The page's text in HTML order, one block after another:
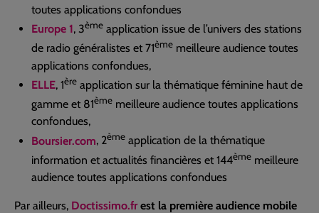
toutes applications confondues
Europe 1, 3ème application issue de l’univers des stations
de radio généralistes et 71ème meilleure audience toutes
applications confondues,
ELLE, 1ère application sur la thématique féminine haut de
gamme et 81ème meilleure audience toutes applications
confondues,
Boursier.com, 2ème application de la thématique
information et actualités financières et 144ème meilleure
audience toutes applications confondues
Par ailleurs, Doctissimo.frest la première audience mobile